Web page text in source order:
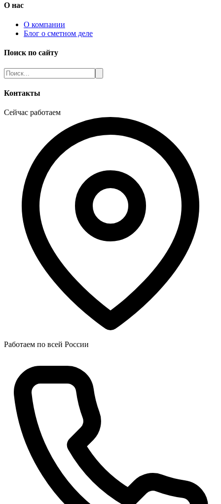
О нас
О компании
Блог о сметном деле
Поиск по сайту
Контакты
Сейчас работаем
Работаем по всей России